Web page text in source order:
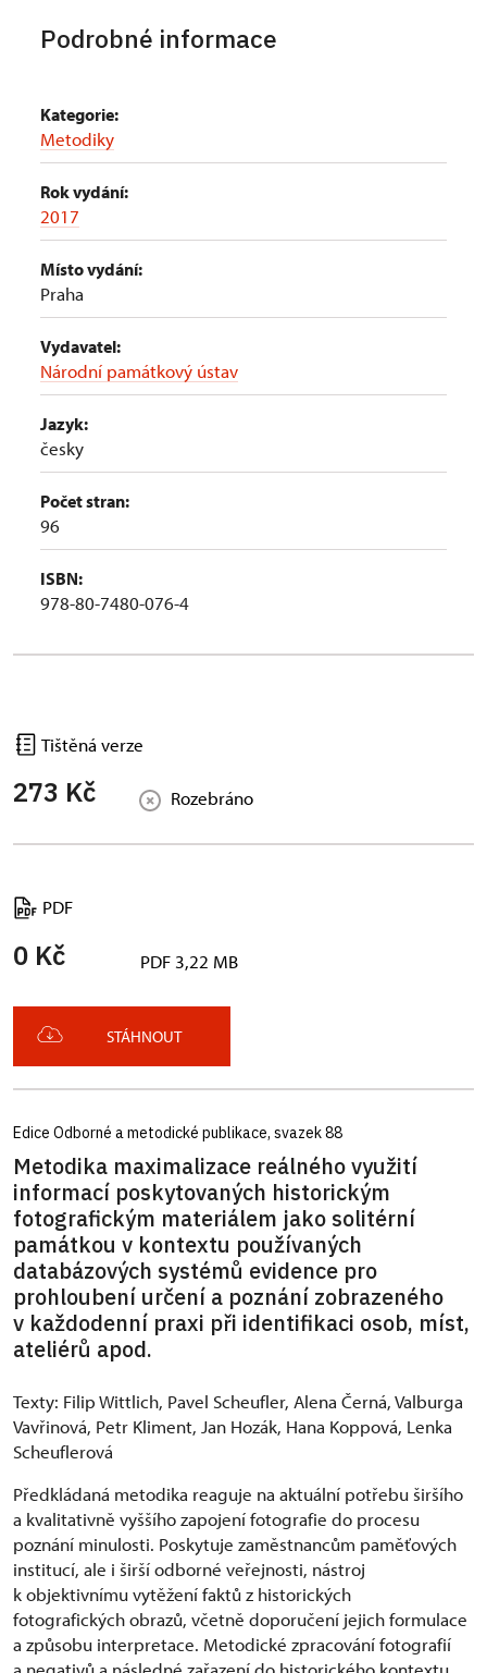
Podrobné informace
Kategorie:
Metodiky
Rok vydání:
2017
Místo vydání:
Praha
Vydavatel:
Národní památkový ústav
Jazyk:
česky
Počet stran:
96
ISBN:
978-80-7480-076-4
Tištěná verze
273 Kč Rozebráno
PDF
0 Kč PDF 3,22 MB
STÁHNOUT
Edice Odborné a metodické publikace, svazek 88
Metodika maximalizace reálného využití
informací poskytovaných historickým
fotografickým materiálem jako solitérní
památkou v kontextu používaných
databázových systémů evidence pro
prohloubení určení a poznání zobrazeného
v každodenní praxi při identifikaci osob, míst,
ateliérů apod.
Texty: Filip Wittlich, Pavel Scheufler, Alena Černá, Valburga
Vavřinová, Petr Kliment, Jan Hozák, Hana Koppová, Lenka
Scheuflerová
Předkládaná metodika reaguje na aktuální potřebu širšího
a kvalitativně vyššího zapojení fotografie do procesu
poznání minulosti. Poskytuje zaměstnancům paměťových
institucí, ale i širší odborné veřejnosti, nástroj
k objektivnímu vytěžení faktů z historických
fotografických obrazů, včetně doporučení jejich formulace
a způsobu interpretace. Metodické zpracování fotografií